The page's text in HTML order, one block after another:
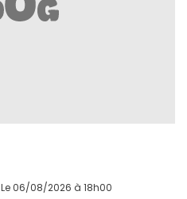
Le 06/08/2026 à 18h00